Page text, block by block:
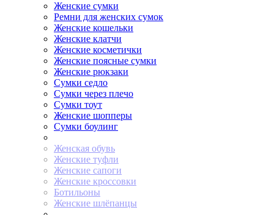
Женские сумки
Ремни для женских сумок
Женские кошельки
Женские клатчи
Женские косметички
Женские поясные сумки
Женские рюкзаки
Сумки седло
Сумки через плечо
Сумки тоут
Женские шопперы
Сумки боулинг
Женская обувь
Женские туфли
Женские сапоги
Женские кроссовки
Ботильоны
Женские шлёпанцы